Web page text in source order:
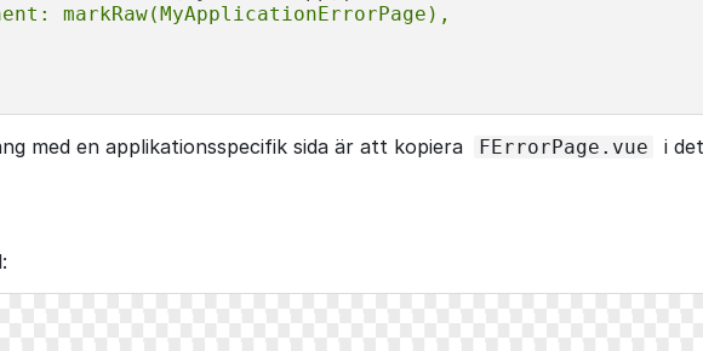
markRaw(MyApplicationErrorPage),
med en applikationsspecifik sida är att kopiera FErrorPage.vue i